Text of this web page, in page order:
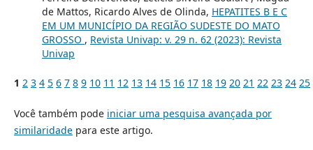
de Mattos, Ricardo Alves de Olinda, HEPATITES B E C
EM UM MUNICÍPIO DA REGIÃO SUDESTE DO MATO
GROSSO , Revista Univap: v. 29 n. 62 (2023): Revista
Univap
1 2 3 4 5 6 7 8 9 10 11 12 13 14 15 16 17 18 19 20 21 22 23 24 25
Você também pode iniciar uma pesquisa avançada por
similaridadepara este artigo.